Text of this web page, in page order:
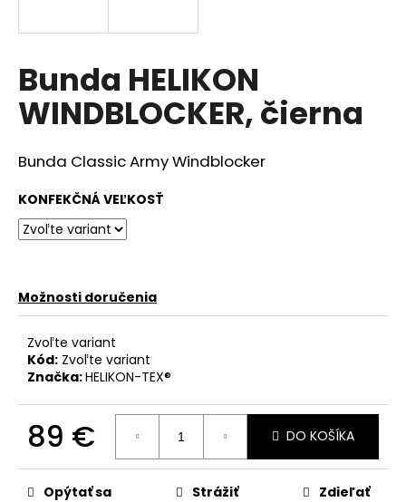
Bunda HELIKON
WINDBLOCKER, čierna
Bunda Classic Army Windblocker
KONFEKČNÁ VEĽKOSŤ
Možnosti doručenia
Zvoľte variant
Kód: Zvoľte variant
Značka:HELIKON-TEX®
89 €
cena:
DO KOŠÍKA
Opýtať sa Strážiť Zdieľať
s
ť
?
O
d
o
ú
č
a
m
e